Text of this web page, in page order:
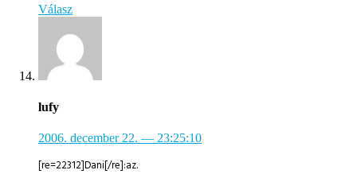
Válasz
lufy
2006. december 22. — 23:25:10
[re=22312]Dani[/re]:az.